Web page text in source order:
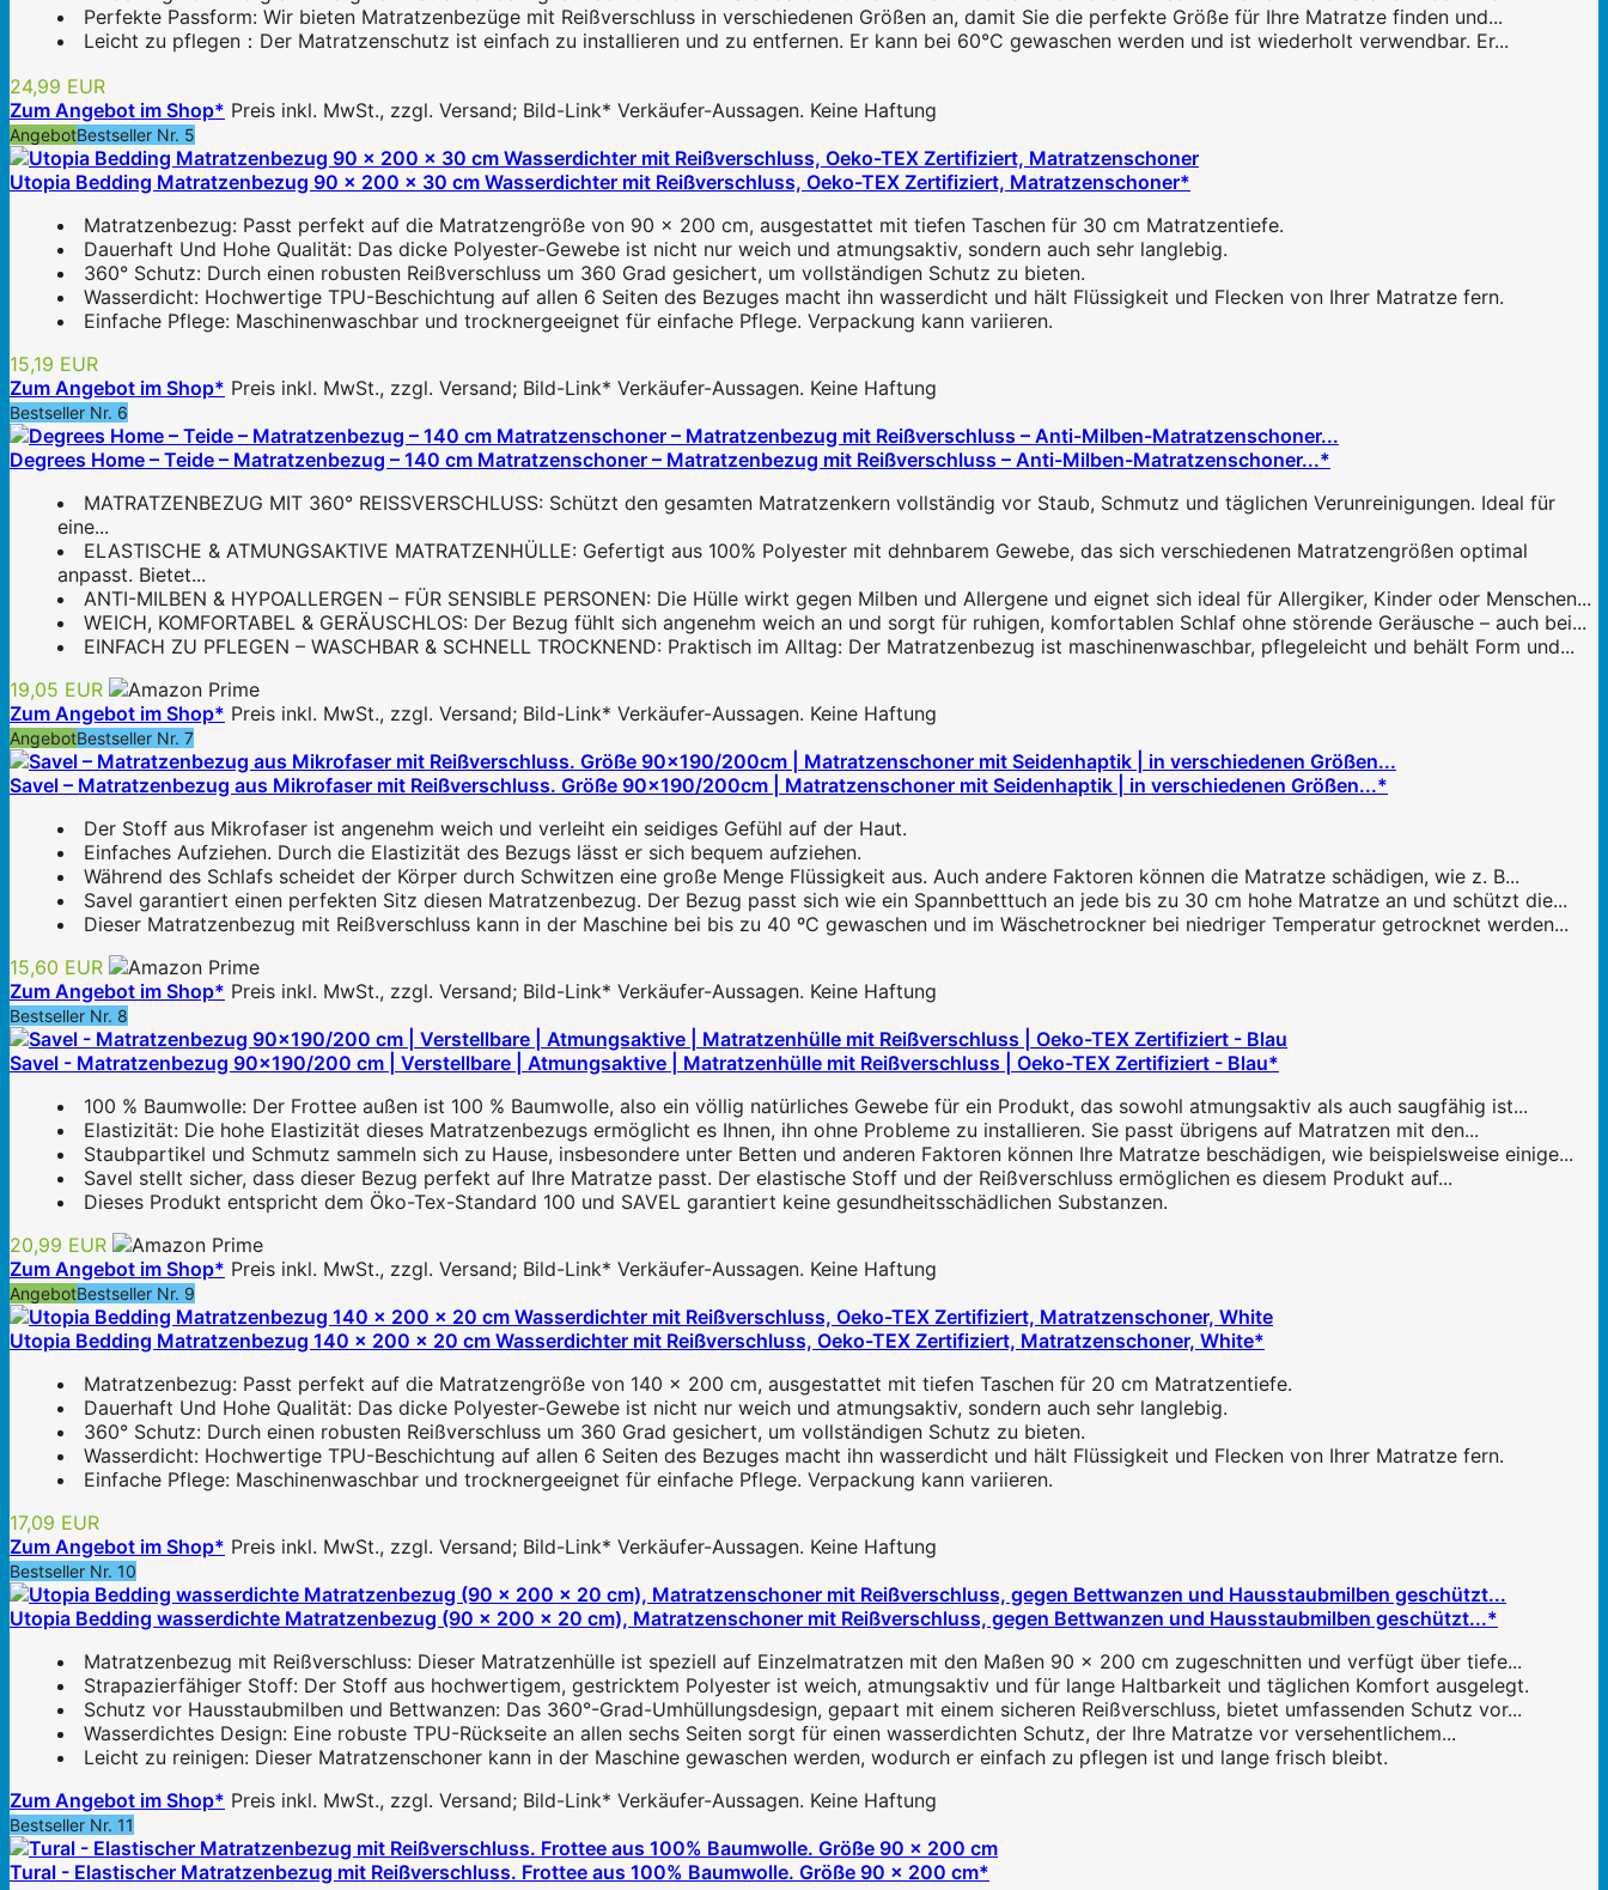
Perfekte Passform: Wir bieten Matratzenbezüge mit Reißverschluss in verschiedenen Größen an, damit Sie die perfekte Größe für Ihre Matratze finden und...
Leicht zu pflegen：Der Matratzenschutz ist einfach zu installieren und zu entfernen. Er kann bei 60°C gewaschen werden und ist wiederholt verwendbar. Er...
24,99 EUR
Zum Angebot im Shop* Preis inkl. MwSt., zzgl. Versand; Bild-Link* Verkäufer-Aussagen. Keine Haftung
AngebotBestseller Nr. 5
Utopia Bedding Matratzenbezug 90 x 200 x 30 cm Wasserdichter mit Reißverschluss, Oeko-TEX Zertifiziert, Matratzenschoner*
Matratzenbezug: Passt perfekt auf die Matratzengröße von 90 x 200 cm, ausgestattet mit tiefen Taschen für 30 cm Matratzentiefe.
Dauerhaft Und Hohe Qualität: Das dicke Polyester-Gewebe ist nicht nur weich und atmungsaktiv, sondern auch sehr langlebig.
360° Schutz: Durch einen robusten Reißverschluss um 360 Grad gesichert, um vollständigen Schutz zu bieten.
Wasserdicht: Hochwertige TPU-Beschichtung auf allen 6 Seiten des Bezuges macht ihn wasserdicht und hält Flüssigkeit und Flecken von Ihrer Matratze fern.
Einfache Pflege: Maschinenwaschbar und trocknergeeignet für einfache Pflege. Verpackung kann variieren.
15,19 EUR
Zum Angebot im Shop* Preis inkl. MwSt., zzgl. Versand; Bild-Link* Verkäufer-Aussagen. Keine Haftung
Bestseller Nr. 6
Degrees Home – Teide – Matratzenbezug – 140 cm Matratzenschoner – Matratzenbezug mit Reißverschluss – Anti-Milben-Matratzenschoner...*
MATRATZENBEZUG MIT 360° REISSVERSCHLUSS: Schützt den gesamten Matratzenkern vollständig vor Staub, Schmutz und täglichen Verunreinigungen. Ideal für
eine...
ELASTISCHE & ATMUNGSAKTIVE MATRATZENHÜLLE: Gefertigt aus 100% Polyester mit dehnbarem Gewebe, das sich verschiedenen Matratzengrößen optimal
anpasst. Bietet...
ANTI-MILBEN & HYPOALLERGEN – FÜR SENSIBLE PERSONEN: Die Hülle wirkt gegen Milben und Allergene und eignet sich ideal für Allergiker, Kinder oder Menschen...
WEICH, KOMFORTABEL & GERÄUSCHLOS: Der Bezug fühlt sich angenehm weich an und sorgt für ruhigen, komfortablen Schlaf ohne störende Geräusche – auch bei...
EINFACH ZU PFLEGEN – WASCHBAR & SCHNELL TROCKNEND: Praktisch im Alltag: Der Matratzenbezug ist maschinenwaschbar, pflegeleicht und behält Form und...
19,05 EUR
Zum Angebot im Shop* Preis inkl. MwSt., zzgl. Versand; Bild-Link* Verkäufer-Aussagen. Keine Haftung
AngebotBestseller Nr. 7
Savel – Matratzenbezug aus Mikrofaser mit Reißverschluss. Größe 90x190/200cm | Matratzenschoner mit Seidenhaptik | in verschiedenen Größen...*
Der Stoff aus Mikrofaser ist angenehm weich und verleiht ein seidiges Gefühl auf der Haut.
Einfaches Aufziehen. Durch die Elastizität des Bezugs lässt er sich bequem aufziehen.
Während des Schlafs scheidet der Körper durch Schwitzen eine große Menge Flüssigkeit aus. Auch andere Faktoren können die Matratze schädigen, wie z. B...
Savel garantiert einen perfekten Sitz diesen Matratzenbezug. Der Bezug passt sich wie ein Spannbetttuch an jede bis zu 30 cm hohe Matratze an und schützt die...
Dieser Matratzenbezug mit Reißverschluss kann in der Maschine bei bis zu 40 ºC gewaschen und im Wäschetrockner bei niedriger Temperatur getrocknet werden...
15,60 EUR
Zum Angebot im Shop* Preis inkl. MwSt., zzgl. Versand; Bild-Link* Verkäufer-Aussagen. Keine Haftung
Bestseller Nr. 8
Savel - Matratzenbezug 90x190/200 cm | Verstellbare | Atmungsaktive | Matratzenhülle mit Reißverschluss | Oeko-TEX Zertifiziert - Blau*
100 % Baumwolle: Der Frottee außen ist 100 % Baumwolle, also ein völlig natürliches Gewebe für ein Produkt, das sowohl atmungsaktiv als auch saugfähig ist...
Elastizität: Die hohe Elastizität dieses Matratzenbezugs ermöglicht es Ihnen, ihn ohne Probleme zu installieren. Sie passt übrigens auf Matratzen mit den...
Staubpartikel und Schmutz sammeln sich zu Hause, insbesondere unter Betten und anderen Faktoren können Ihre Matratze beschädigen, wie beispielsweise einige...
Savel stellt sicher, dass dieser Bezug perfekt auf Ihre Matratze passt. Der elastische Stoff und der Reißverschluss ermöglichen es diesem Produkt auf...
Dieses Produkt entspricht dem Öko-Tex-Standard 100 und SAVEL garantiert keine gesundheitsschädlichen Substanzen.
20,99 EUR
Zum Angebot im Shop* Preis inkl. MwSt., zzgl. Versand; Bild-Link* Verkäufer-Aussagen. Keine Haftung
AngebotBestseller Nr. 9
Utopia Bedding Matratzenbezug 140 x 200 x 20 cm Wasserdichter mit Reißverschluss, Oeko-TEX Zertifiziert, Matratzenschoner, White*
Matratzenbezug: Passt perfekt auf die Matratzengröße von 140 x 200 cm, ausgestattet mit tiefen Taschen für 20 cm Matratzentiefe.
Dauerhaft Und Hohe Qualität: Das dicke Polyester-Gewebe ist nicht nur weich und atmungsaktiv, sondern auch sehr langlebig.
360° Schutz: Durch einen robusten Reißverschluss um 360 Grad gesichert, um vollständigen Schutz zu bieten.
Wasserdicht: Hochwertige TPU-Beschichtung auf allen 6 Seiten des Bezuges macht ihn wasserdicht und hält Flüssigkeit und Flecken von Ihrer Matratze fern.
Einfache Pflege: Maschinenwaschbar und trocknergeeignet für einfache Pflege. Verpackung kann variieren.
17,09 EUR
Zum Angebot im Shop* Preis inkl. MwSt., zzgl. Versand; Bild-Link* Verkäufer-Aussagen. Keine Haftung
Bestseller Nr. 10
Utopia Bedding wasserdichte Matratzenbezug (90 x 200 x 20 cm), Matratzenschoner mit Reißverschluss, gegen Bettwanzen und Hausstaubmilben geschützt...*
Matratzenbezug mit Reißverschluss: Dieser Matratzenhülle ist speziell auf Einzelmatratzen mit den Maßen 90 x 200 cm zugeschnitten und verfügt über tiefe...
Strapazierfähiger Stoff: Der Stoff aus hochwertigem, gestricktem Polyester ist weich, atmungsaktiv und für lange Haltbarkeit und täglichen Komfort ausgelegt.
Schutz vor Hausstaubmilben und Bettwanzen: Das 360°-Grad-Umhüllungsdesign, gepaart mit einem sicheren Reißverschluss, bietet umfassenden Schutz vor...
Wasserdichtes Design: Eine robuste TPU-Rückseite an allen sechs Seiten sorgt für einen wasserdichten Schutz, der Ihre Matratze vor versehentlichem...
Leicht zu reinigen: Dieser Matratzenschoner kann in der Maschine gewaschen werden, wodurch er einfach zu pflegen ist und lange frisch bleibt.
Zum Angebot im Shop* Preis inkl. MwSt., zzgl. Versand; Bild-Link* Verkäufer-Aussagen. Keine Haftung
Bestseller Nr. 11
Tural - Elastischer Matratzenbezug mit Reißverschluss. Frottee aus 100% Baumwolle. Größe 90 x 200 cm*